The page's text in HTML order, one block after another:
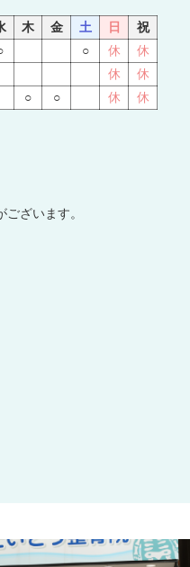
木 金 土 日
祝
○ 休
休
休
休
○ ○ 休 休
ざいます。